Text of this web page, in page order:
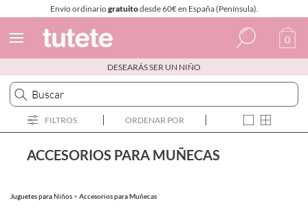
Envío ordinariogratuitodesde 60€ en España (Península).
Español
Italiano
Inglés
Portugués
0
DESEARÁS SER UN NIÑO
FILTROS ORDENAR POR
ACCESORIOS PARA MUÑECAS
Juguetes para Niños > Accesorios para Muñecas